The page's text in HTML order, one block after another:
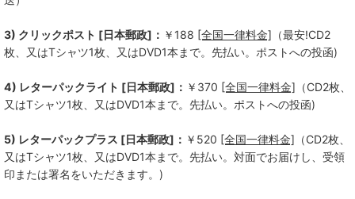
3) クリックポスト [日本郵政]： ￥188 [全国一律料金] （最安!CD2
枚、又はTシャツ1枚、又はDVD1本まで。先払い。ポストへの投函)
4) レターパックライト [日本郵政]： ￥370 [全国一律料金] （CD2枚、
又はTシャツ1枚、又はDVD1本まで。先払い。ポストへの投函)
5) レターパックプラス [日本郵政]： ￥520 [全国一律料金] （CD2枚、
又はTシャツ1枚、又はDVD1本まで。先払い。対面でお届けし、受領
印または署名をいただきます。)